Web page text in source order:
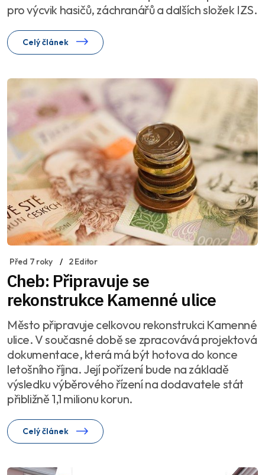
pro výcvik hasičů, záchranářů a dalších složek IZS.
Celý článek
Před 7 roky 2 Editor
Cheb: Připravuje se
rekonstrukce Kamenné ulice
Město připravuje celkovou rekonstrukci Kamenné
ulice. V současné době se zpracovává projektová
dokumentace, která má být hotova do konce
letošního října. Její pořízení bude na základě
výsledku výběrového řízení na dodavatele stát
přibližně 1,1 milionu korun.
Celý článek